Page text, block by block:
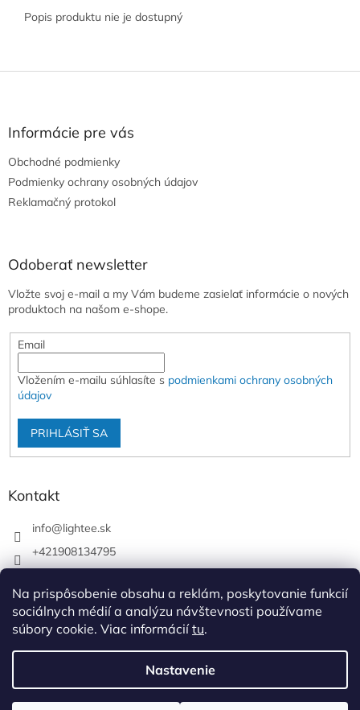
Na prispôsobenie obsahu a reklám, poskytovanie funkcií
sociálnych médií a analýzu návštevnosti používame
súbory cookie. Viac informáciítu.
Nastavenie
Popis produktu nie je dostupný
Informácie pre vás
Obchodné podmienky
Podmienky ochrany osobných údajov
Reklamačný protokol
Odoberať newsletter
Vložte svoj e-mail a my Vám budeme zasielať informácie o nových
produktoch na našom e-shope.
Email
Vložením e-mailu súhlasíte s podmienkami ochrany osobných
údajov
PRIHLÁSIŤ SA
Kontakt
info@lightee.sk
+421908134795
lightee.sk
Copyright 2026Lightee. Všetky práva vyhradené.Upraviť